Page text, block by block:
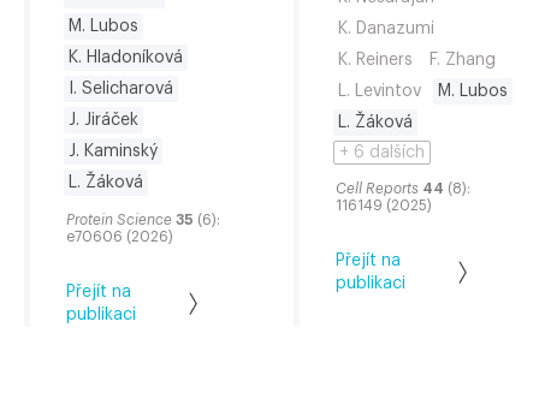
M. Lubos
K. Hladoníková
I. Selicharová
J. Jiráček
J. Kaminský
L. Žáková
Protein Science 35 (6):
e70606 (2026)
Přejít na
publikaci
K. Danazumi
K. Reiners
F. Zhang
L. Levintov
M. Lubos
L. Žáková
+ 6 dalších
Cell Reports 44 (8):
116149 (2025)
Přejít na
publikaci